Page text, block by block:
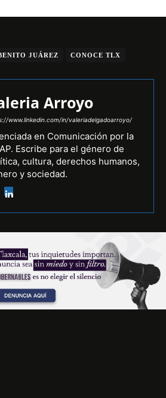
JUÁREZ
CONOCE TLX
Arroyo
www.linkedin.com/in/valeriadelgadoarroyo/
en Comunicación por la
Escribe para el género de
cultura, derechos humanos,
y sociedad.